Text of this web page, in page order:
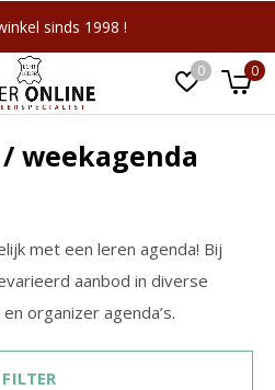
0 0
sinds 1998 !
weekagenda
met een leren agenda! Bij
aanbod in diverse
organizer agenda’s.
FILTER